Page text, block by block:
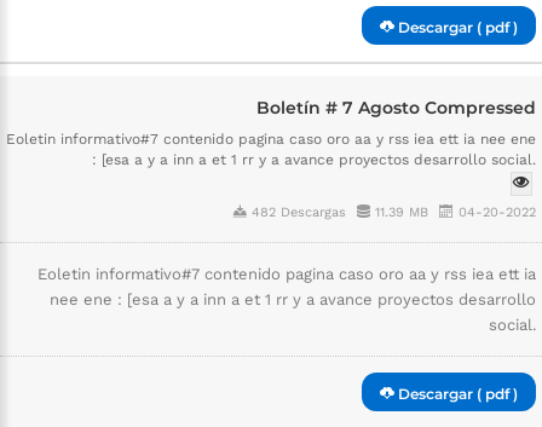
Descargar ( pdf )
Boletín # 7 Agosto Compressed
Eoletin informativo#7 contenido pagina caso oro aa y rss iea ett ia nee ene
: [esa a y a inn a et 1 rr y a avance proyectos desarrollo social.
482 Descargas 11.39 MB 04-20-2022
Eoletin informativo#7 contenido pagina caso oro aa y rss iea ett ia
nee ene : [esa a y a inn a et 1 rr y a avance proyectos desarrollo
social.
Descargar ( pdf )